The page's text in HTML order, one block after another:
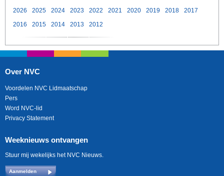
2026 2025 2024 2023 2022 2021 2020 2019 2018
2017
2016
2015 2014 2013 2012
Over NVC
Voordelen NVC Lidmaatschap
Pers
Word NVC-lid
Privacy Statement
Weeknieuws ontvangen
Stuur mij wekelijks het NVC Nieuws.
Aanmelden